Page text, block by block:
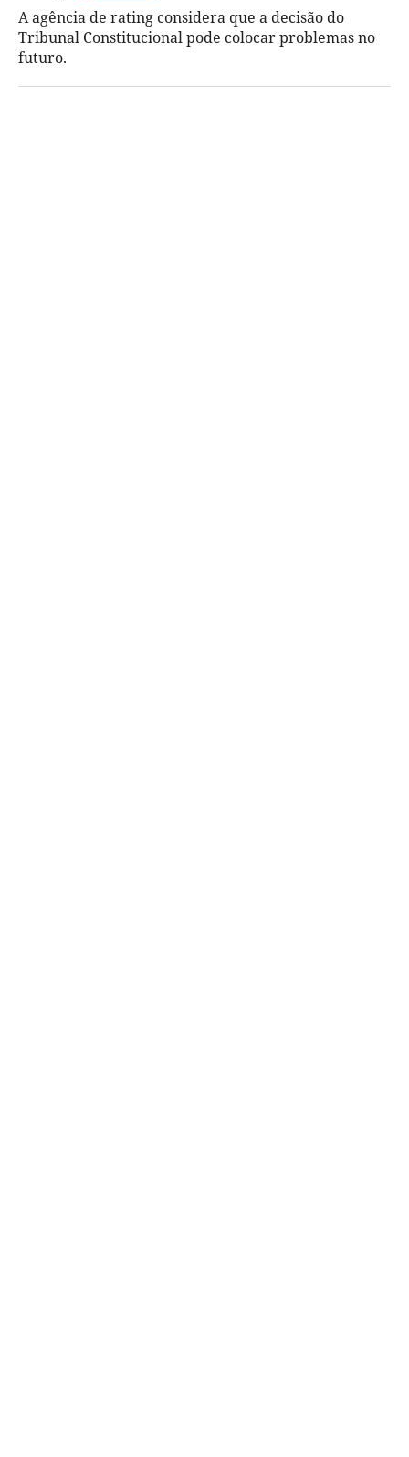
A agência de rating considera que a decisão do
Tribunal Constitucional pode colocar problemas no
futuro.